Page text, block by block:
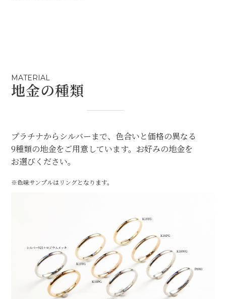
MATERIAL
地金の種類
プラチナからシルバーまで、色合いと価格の異なる
9種類の地金をご用意しています。お好みの地金を
お選びください。
※色味サンプルはリングとなります。